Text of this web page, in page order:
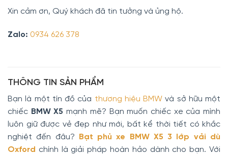
Xin cảm ơn, Quý khách đã tin tưởng và ủng hộ.
Zalo: 0934 626 378
THÔNG TIN SẢN PHẨM
Bạn là một tín đồ của thương hiệu BMW và sở hữu một
chiếc BMW X5 mạnh mẽ? Bạn muốn chiếc xe của mình
luôn giữ được vẻ đẹp như mới, bất kể thời tiết có khắc
nghiệt đến đâu?
Bạt phủ xe BMW X5 3 lớp vải dù
Oxford chính là giải pháp hoàn hảo dành cho bạn. Với